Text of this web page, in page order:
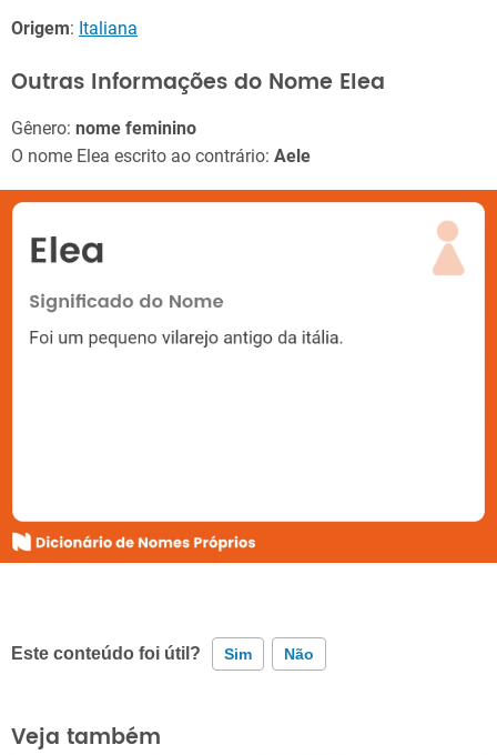
Origem: Italiana
Outras Informações do Nome Elea
Gênero: nome feminino
O nome Elea escrito ao contrário: Aele
Este conteúdo foi útil? Sim Não
Este conteúdo contém informação incorreta
Veja também